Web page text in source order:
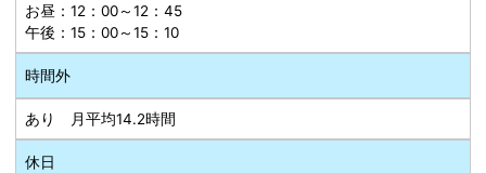
お昼：12：00～12：45
午後：15：00～15：10
時間外
あり 月平均14.2時間
休日